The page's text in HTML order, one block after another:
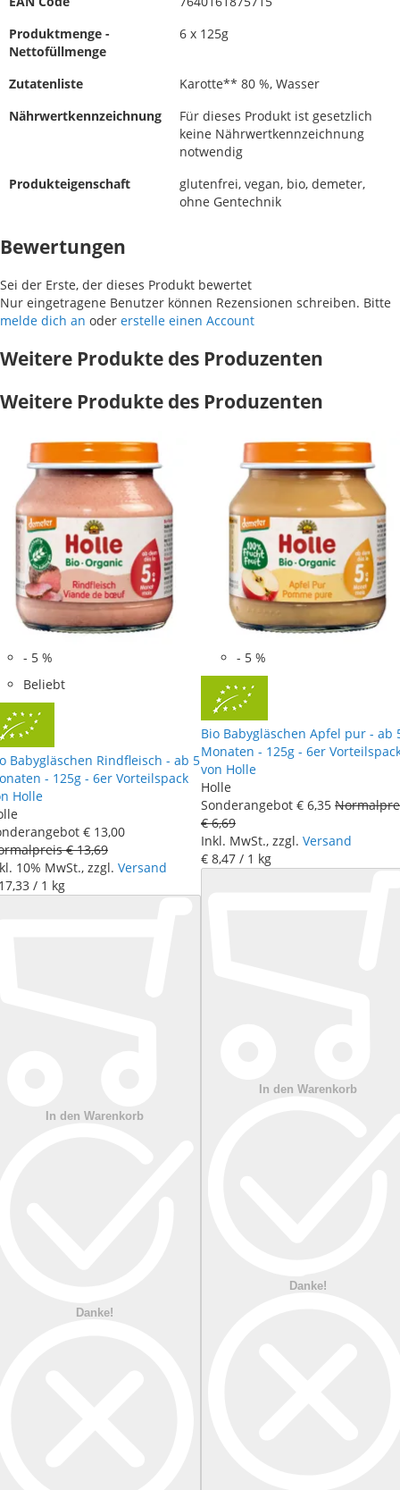
Produktmenge -
Nettofüllmenge
6 x 125g
Zutatenliste
Karotte** 80 %, Wasser
Nährwertkennzeichnung
Für dieses Produkt ist gesetzlich
keine Nährwertkennzeichnung
notwendig
Produkteigenschaft
glutenfrei, vegan, bio, demeter,
ohne Gentechnik
Bewertungen
Sei der Erste, der dieses Produkt bewertet
Nur eingetragene Benutzer können Rezensionen schreiben. Bitte
melde dich an oder erstelle einen Account
Weitere Produkte des Produzenten
Weitere Produkte des Produzenten
- 5 %
Beliebt
Babygläschen Rindfleisch - ab 5
- 125g - 6er Vorteilspack
Holle
€ 13,00
€ 13,69
10% MwSt., zzgl. Versand
,33 / 1 kg
In den Warenkorb
Danke!
- 5 %
Bio Babygläschen Apfel pur - ab
Monaten - 125g - 6er
von Holle
Holle
Sonderangebot € 6,35
€ 6,69
Inkl. MwSt., zzgl. Versand
€ 8,47 / 1 kg
In den Warenkorb
Danke!